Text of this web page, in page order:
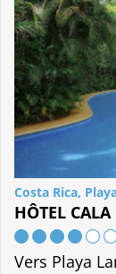
Costa Rica,
HÔTEL
Vers Playa